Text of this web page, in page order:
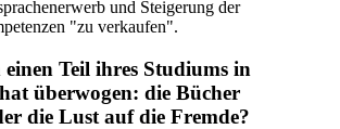
und Steigerung der
"zu verkaufen".
einen Teil ihres Studiums in
überwogen: die Bücher
die Lust auf die Fremde?